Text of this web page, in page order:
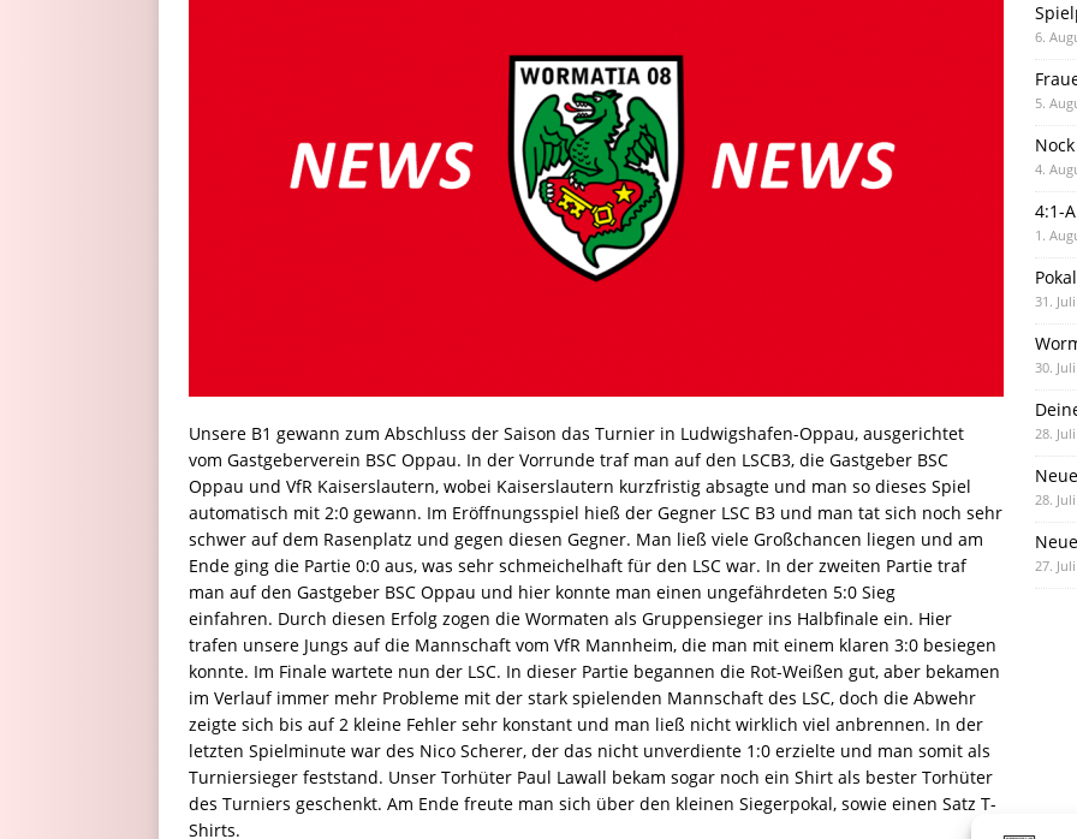
Unsere B1 gewann zum Abschluss der Saison das Turnier in Ludwigshafen-Oppau, ausgerichtet
vom Gastgeberverein BSC Oppau. In der Vorrunde traf man auf den LSCB3, die Gastgeber BSC
Oppau und VfR Kaiserslautern, wobei Kaiserslautern kurzfristig absagte und man so dieses Spiel
automatisch mit 2:0 gewann. Im Eröffnungsspiel hieß der Gegner LSC B3 und man tat sich noch sehr
schwer auf dem Rasenplatz und gegen diesen Gegner. Man ließ viele Großchancen liegen und am
Ende ging die Partie 0:0 aus, was sehr schmeichelhaft für den LSC war. In der zweiten Partie traf
man auf den Gastgeber BSC Oppau und hier konnte man einen ungefährdeten 5:0 Sieg
einfahren. Durch diesen Erfolg zogen die Wormaten als Gruppensieger ins Halbfinale ein. Hier
trafen unsere Jungs auf die Mannschaft vom VfR Mannheim, die man mit einem klaren 3:0 besiegen
konnte. Im Finale wartete nun der LSC. In dieser Partie begannen die Rot-Weißen gut, aber bekamen
im Verlauf immer mehr Probleme mit der stark spielenden Mannschaft des LSC, doch die Abwehr
zeigte sich bis auf 2 kleine Fehler sehr konstant und man ließ nicht wirklich viel anbrennen. In der
letzten Spielminute war des Nico Scherer, der das nicht unverdiente 1:0 erzielte und man somit als
Turniersieger feststand. Unser Torhüter Paul Lawall bekam sogar noch ein Shirt als bester Torhüter
des Turniers geschenkt. Am Ende freute man sich über den kleinen Siegerpokal, sowie einen Satz T-
Shirts.
6.
5.
4.
4:1-
1.
31.
30.
28.
28.
27.